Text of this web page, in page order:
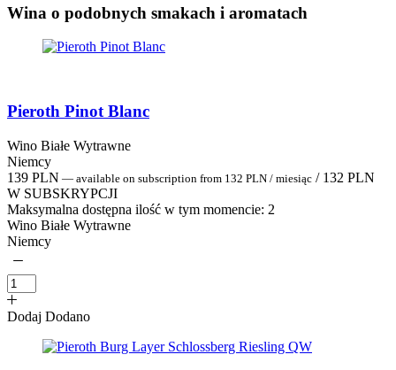
Wina o podobnych smakach i aromatach
Pieroth Pinot Blanc
Wino Białe Wytrawne
Niemcy
139 PLN — available on subscription from 132 PLN / miesiąc / 132 PLN
W SUBSKRYPCJI
Maksymalna dostępna ilość w tym momencie: 2
Wino Białe Wytrawne
Niemcy
Dodaj Dodano